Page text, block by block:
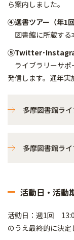
ら案内しました。
④選書ツアー（年1回
図書館に所蔵する
⑤Twitter･
ライブラリーサポ
発信します。通年実
多摩図書館ラ
多摩図書館ラ
活動日・活動
活動日：週1回
のうえ最終的に決定